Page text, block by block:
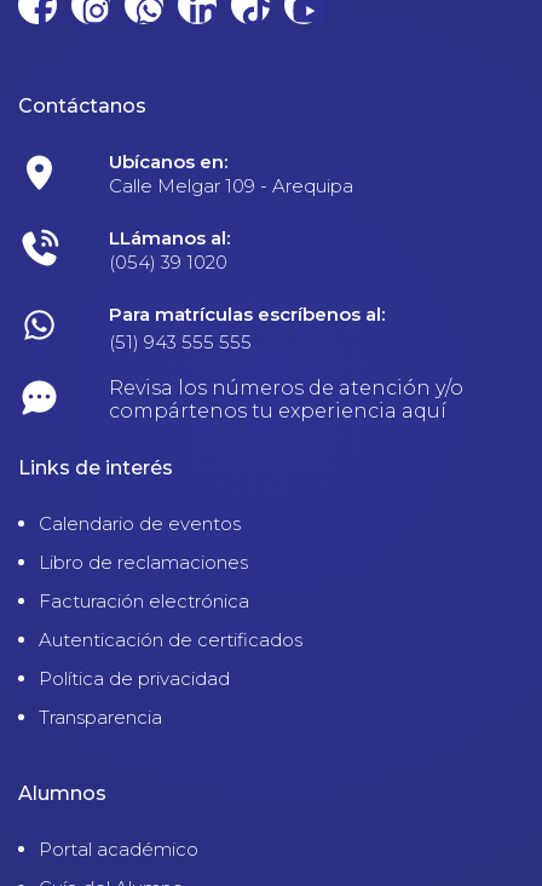
Contáctanos
Ubícanos en:
Calle Melgar 109 - Arequipa
LLámanos al:
(054) 39 1020
Para matrículas escríbenos al:
(51) 943 555 555
Revisa los números de atención y/o
compártenos tu experiencia aquí
Links de interés
Calendario de eventos
Libro de reclamaciones
Facturación electrónica
Autenticación de certificados
Política de privacidad
Transparencia
Alumnos
Portal académico